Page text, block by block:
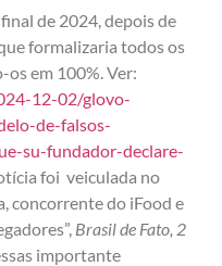
de 2024, depois de
formalizaria todos os
em 100%. Ver:
12-02/glovo-
de-falsos-
su-fundador-declare-
foi veiculada no
concorrente do iFood e
Brasil de Fato, 2
importante